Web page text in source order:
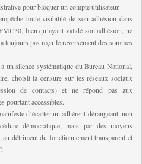
pour bloquer un compte utilisateur.
toute visibilité de son adhésion dans
bien qu’ayant validé son adhésion, ne
toujours pas reçu le reversement des sommes
un silence systématique du Bureau National,
choisit la censure sur les réseaux sociaux
de contacts) et ne répond pas aux
pourtant accessibles.
d’écarter un adhérent dérangeant, non
démocratique, mais par des moyens
détriment du fonctionnement transparent et